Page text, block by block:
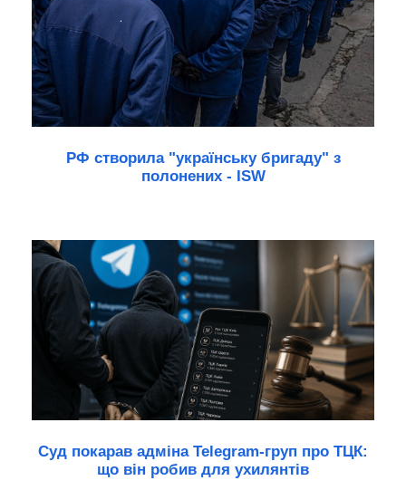
РФ створила "українську бригаду" з
полонених - ISW
Суд покарав адміна Telegram-груп про ТЦК:
що він робив для ухилянтів